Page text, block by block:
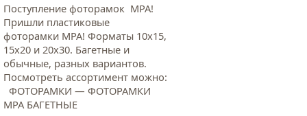
Поступление фоторамок МРА!
Пришли пластиковые
фоторамки МРА! Форматы 10х15,
15х20 и 20х30. Багетные и
обычные, разных вариантов.
Посмотреть ассортимент можно:
ФОТОРАМКИ — ФОТОРАМКИ
МРА БАГЕТНЫЕ